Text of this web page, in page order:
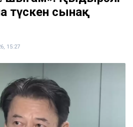
түскен сынақ
15:27